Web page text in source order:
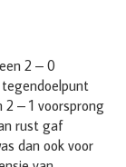
2 – 0
– 1 voorsprong
rust gaf
dan ook voor